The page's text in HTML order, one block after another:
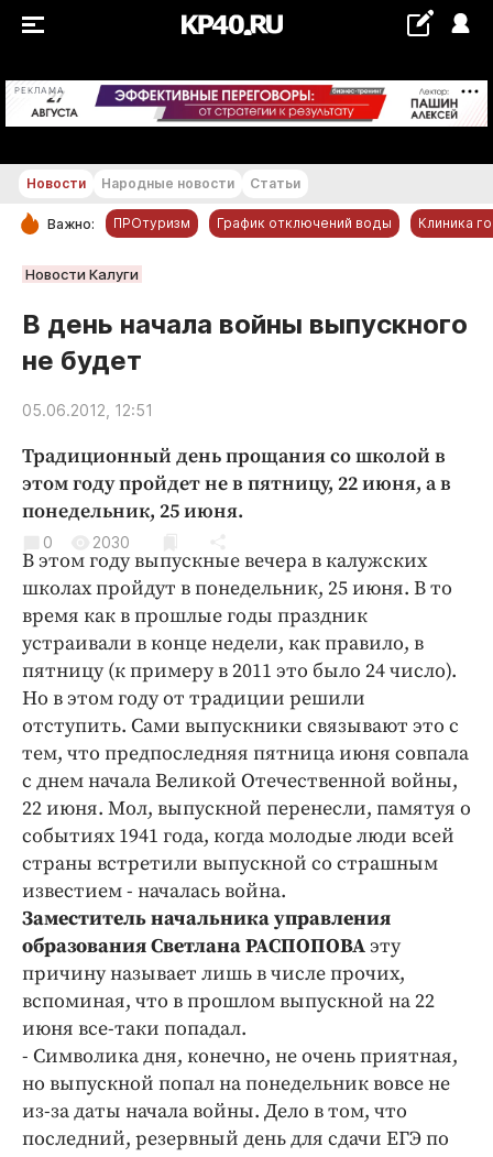
РЕКЛАМА +21...+22 °С
РУБРИКИ
Статьи
Народные новости
Авто и транспорт
Благоустройство
Криминал
Культура
Недвижимость и ЖКХ
Образование
Общество
Погода
Праздники
Происшествия
Спорт
Экономика и бизнес
ПРОЕКТЫ
Блоги
Издания
Медиаперсона
Интересное чтиво
Клиника года
Бренд года
Работодатель года
Новости Народные новости Статьи
Важно: ПРОтуризм График отключений воды Клиника
Новости Калуги
В день начала войны выпускного
не будет
05.06.2012, 12:51
Традиционный день прощания со школой в
этом году пройдет не в пятницу, 22 июня, а в
понедельник, 25 июня.
0 2030
В этом году выпускные вечера в калужских
школах пройдут в понедельник, 25 июня. В то
время как в прошлые годы праздник
устраивали в конце недели, как правило, в
пятницу (к примеру в 2011 это было 24 число).
Но в этом году от традиции решили
отступить. Сами выпускники связывают это с
тем, что предпоследняя пятница июня совпала
с днем начала Великой Отечественной войны,
22 июня. Мол, выпускной перенесли, памятуя о
событиях 1941 года, когда молодые люди всей
страны встретили выпускной со страшным
известием - началась война.
Заместитель начальника управления
образования Светлана РАСПОПОВАэту
причину называет лишь в числе прочих,
вспоминая, что в прошлом выпускной на 22
июня все-таки попадал.
- Символика дня, конечно, не очень приятная,
но выпускной попал на понедельник вовсе не
из-за даты начала войны. Дело в том, что
последний, резервный день для сдачи ЕГЭ по